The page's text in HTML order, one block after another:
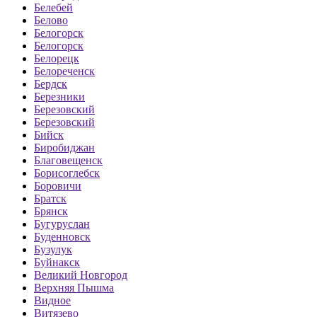
Белебей
Белово
Белогорск
Белогорск
Белорецк
Белореченск
Бердск
Березники
Березовский
Березовский
Бийск
Биробиджан
Благовещенск
Борисоглебск
Боровичи
Братск
Брянск
Бугуруслан
Буденновск
Бузулук
Буйнакск
Великий Новгород
Верхняя Пышма
Видное
Витязево